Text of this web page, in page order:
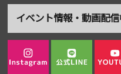
イベント情報・動画配信